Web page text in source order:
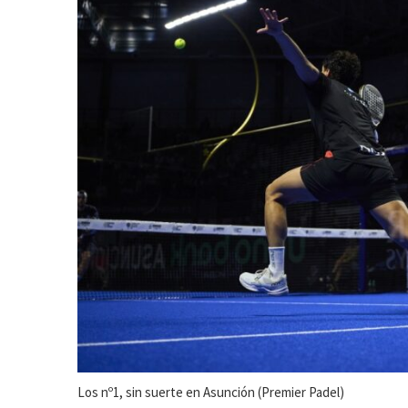
Los nº1, sin suerte en Asunción (Premier Padel)